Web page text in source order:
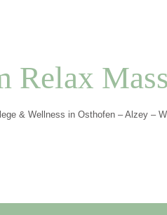
Relax
& Wellness in Osthofen – Alzey –